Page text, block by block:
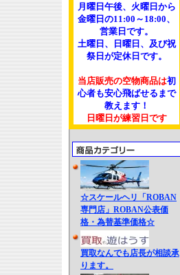
月曜日午後、火曜日から
金曜日の11:00～18:00、
営業日です。
土曜日、日曜日、及び祝
祭日が定休日です。
当店販売の空物商品は初
心者も安心飛ばせるまで
教えます！
日曜日が練習日です
☆スケールヘリ「ROBAN
専門店」ROBAN公表価
格・為替基準価格☆
買取なんでも店長が相談承
ります。